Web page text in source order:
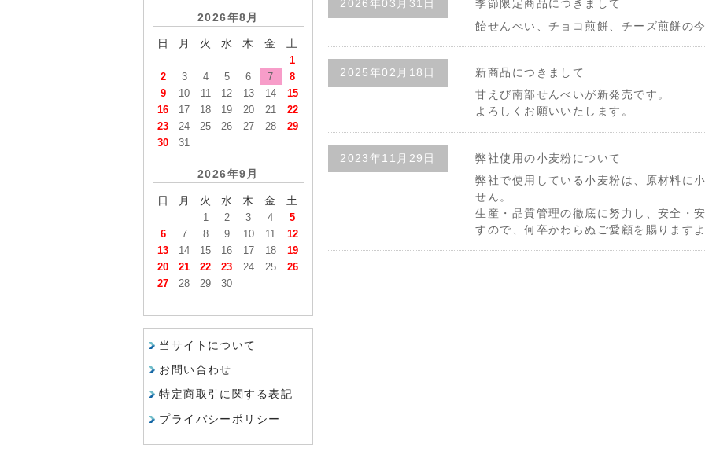
2026年03月31日
季節限定商品につきまして
飴せんべい、チョコ煎餅、チーズ煎餅の
2025年02月18日
新商品につきまして
甘えび南部せんべいが新発売です。
よろしくお願いいたします。
2023年11月29日
弊社使用の小麦粉について
弊社で使用している小麦粉は、原材料に
せん。
生産・品質管理の徹底に努力し、安全・
すので、何卒かわらぬご愛顧を賜ります
2026年8月
日 月 火 水 木 金 土
1
2
3 4 5 6 7
8
9
10 11 12 13 14
15
16
17 18 19 20 21
22
23
24 25 26 27 28
29
30
31
2026年9月
日 月 火 水 木 金 土
1 2 3 4
5
6
7 8 9 10 11
12
13
14 15 16 17 18
19
20
21 22 23 24 25
26
27
28 29 30
当サイトについて
お問い合わせ
特定商取引に関する表記
プライバシーポリシー